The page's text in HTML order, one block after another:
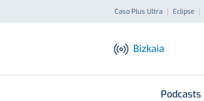
Caso Plus Ultra Eclipse
Bizkaia
Podcasts